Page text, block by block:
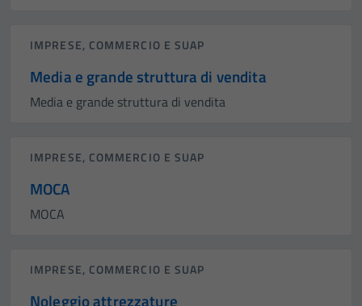
IMPRESE, COMMERCIO E SUAP
Media e grande struttura di vendita
Media e grande struttura di vendita
IMPRESE, COMMERCIO E SUAP
MOCA
MOCA
IMPRESE, COMMERCIO E SUAP
Noleggio attrezzature